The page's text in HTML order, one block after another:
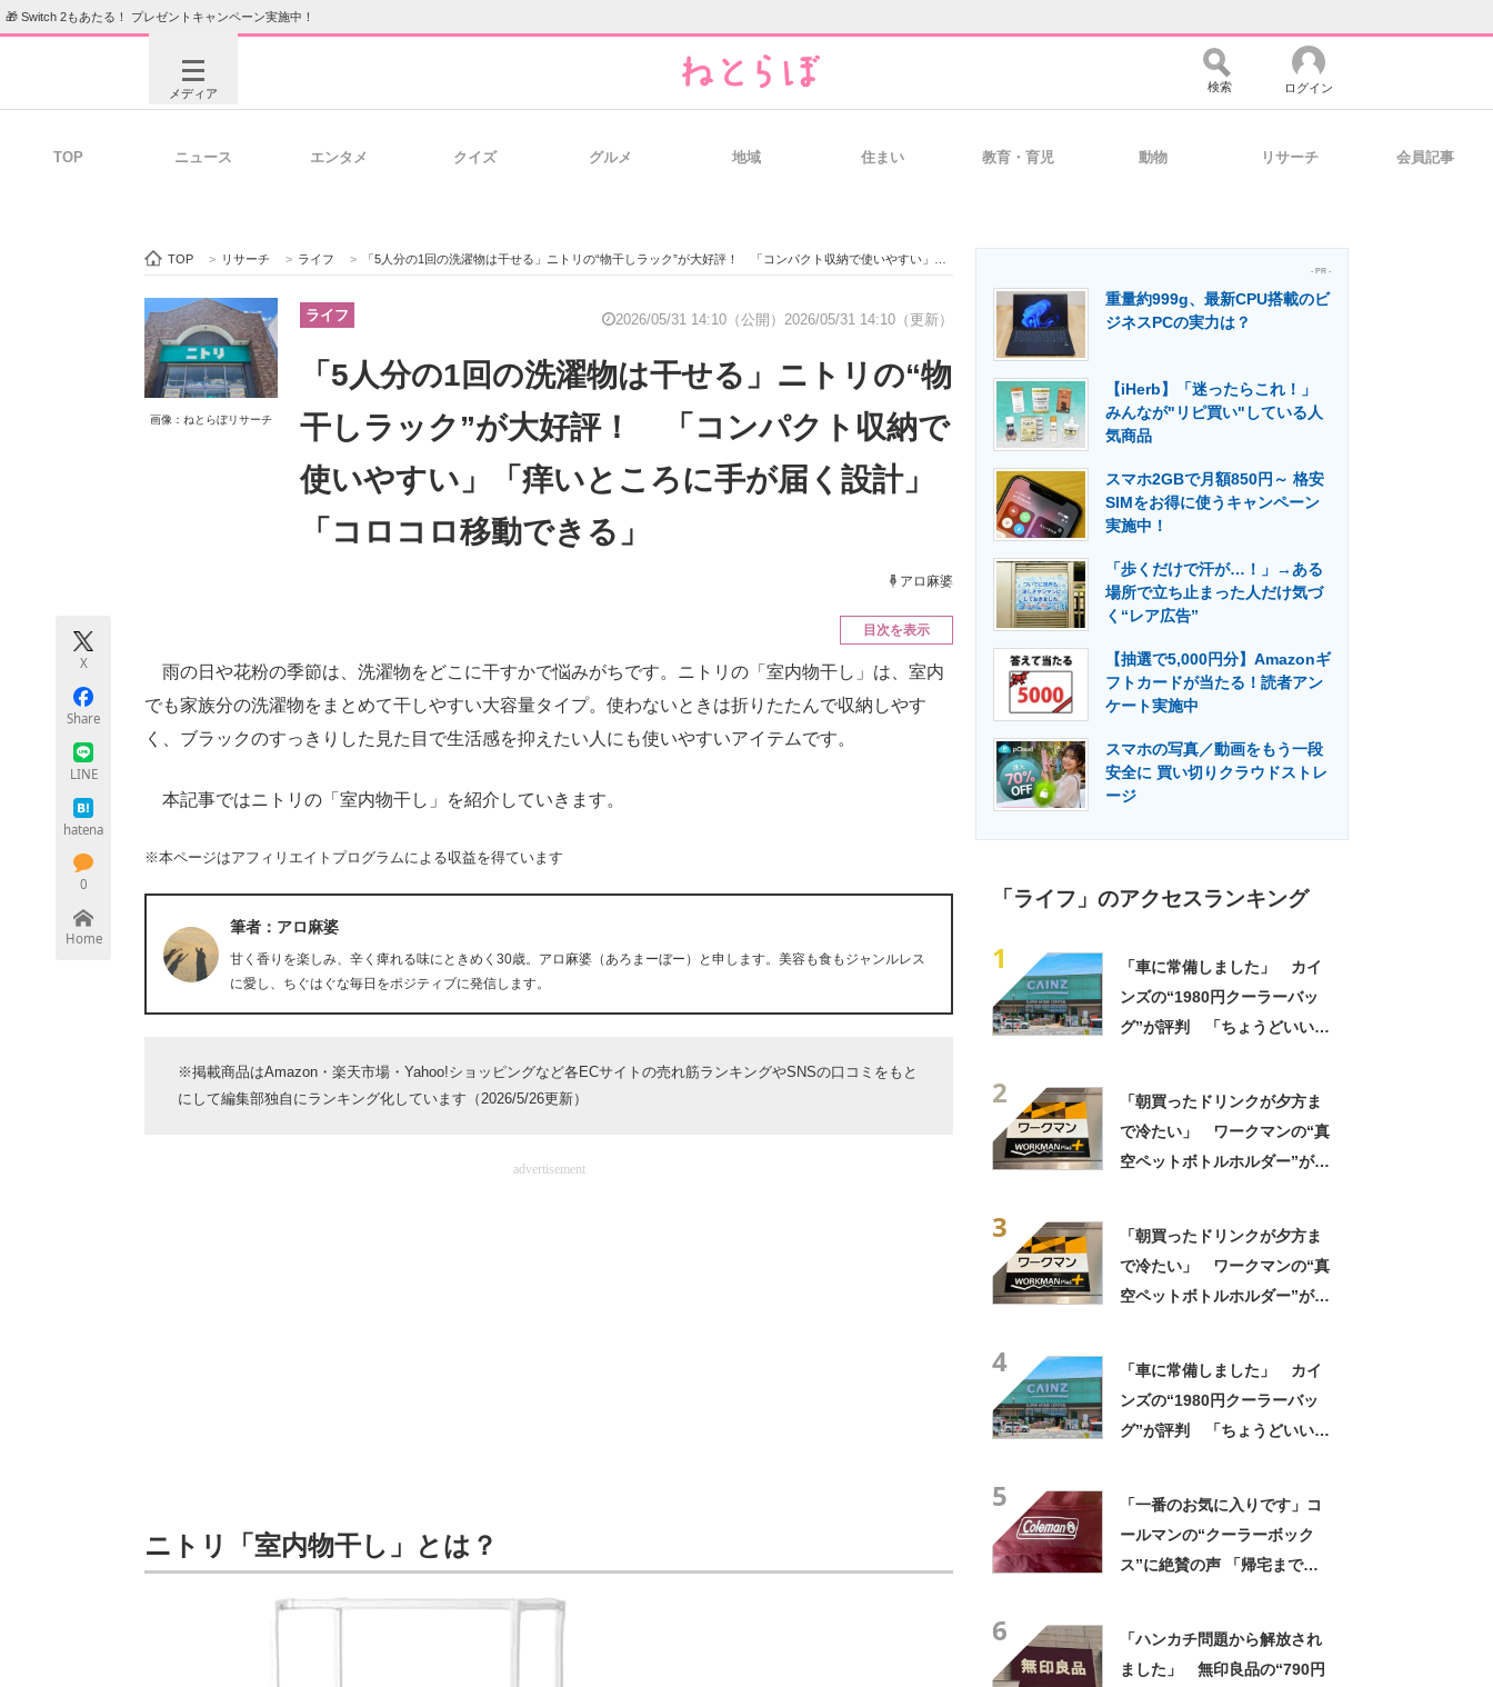
🎁 Switch 2もあたる！ プレゼントキャンペーン実施中！
メディア
ビジネスと働き方のヒント 経営リーダーのコミュニティ マーケ×ITの今がよく分かる
企業向けIT製品の総合サイト 製造業のIT導入・活用を支援
モノづくり技術者専門サイト エレクトロニクス専門サイト エネルギーの専門メディア 建設×テクノロジーの最前線
検索 ログイン
TOP ニュース エンタメ クイズ グルメ 地域 住まい 教育・育児 動物 リサーチ 会員記事
TOP > リサーチ > ライフ > 「5人分の1回の洗濯物は干せる」ニトリの“物干しラック”が大好評！ 「コンパクト収納で使いやすい」「痒いところに手が届く設計」「コロコロ移動できる」
画像：ねとらぼリサーチ
ライフ 2026/05/31 14:10（公開） 2026/05/31 14:10（更新）
「5人分の1回の洗濯物は干せる」ニトリの“物
干しラック”が大好評！ 「コンパクト収納で
使いやすい」「痒いところに手が届く設計」
「コロコロ移動できる」
アロ麻婆
X
Share
LINE
hatena
0
Home
目次を表示
雨の日や花粉の季節は、洗濯物をどこに干すかで悩みがちです。ニトリの「室内物干し」は、室内
でも家族分の洗濯物をまとめて干しやすい大容量タイプ。使わないときは折りたたんで収納しやす
く、ブラックのすっきりした見た目で生活感を抑えたい人にも使いやすいアイテムです。
本記事ではニトリの「室内物干し」を紹介していきます。
※本ページはアフィリエイトプログラムによる収益を得ています
筆者：アロ麻婆
甘く香りを楽しみ、辛く痺れる味にときめく30歳。アロ麻婆（あろまーぼー）と申します。美容も食もジャンルレス
に愛し、ちぐはぐな毎日をポジティブに発信します。
※掲載商品はAmazon・楽天市場・Yahoo!ショッピングなど各ECサイトの売れ筋ランキングやSNSの口コミをもと
にして編集部独自にランキング化しています（2026/5/26更新）
advertisement
ニトリ「室内物干し」とは？
- PR -
重量約999g、最新CPU搭載のビ
ジネスPCの実力は？
【iHerb】「迷ったらこれ！」
みんなが"リピ買い"している人
気商品
スマホ2GBで月額850円～ 格安
SIMをお得に使うキャンペーン
実施中！
「歩くだけで汗が…！」→ある
場所で立ち止まった人だけ気づ
く“レア広告”
【抽選で5,000円分】Amazonギ
フトカードが当たる！読者アン
ケート実施中
スマホの写真／動画をもう一段
安全に 買い切りクラウドストレ
ージ
「ライフ」のアクセスランキング
1
「車に常備しました」 カイ
ンズの“1980円クーラーバッ
グ”が評判 「ちょうどいい大
2
「朝買ったドリンクが夕方ま
で冷たい」 ワークマンの“真
空ペットボトルホルダー”が大
3
「朝買ったドリンクが夕方ま
で冷たい」 ワークマンの“真
空ペットボトルホルダー”が大
4
「車に常備しました」 カイ
ンズの“1980円クーラーバッ
グ”が評判 「ちょうどいい大
5
「一番のお気に入りです」コ
ールマンの“クーラーボック
ス”に絶賛の声 「帰宅まで冷
6
「ハンカチ問題から解放され
ました」 無印良品の“790円